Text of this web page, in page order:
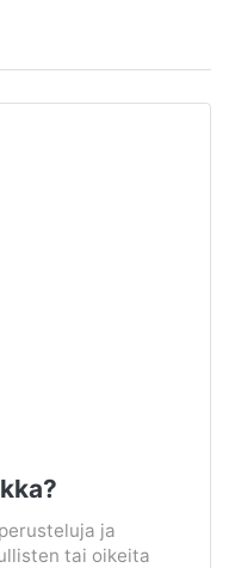
ja
tai oikeita